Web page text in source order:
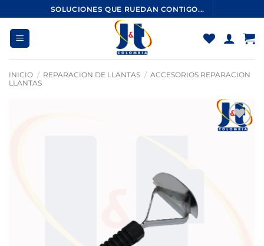
al
contenido
SOLUCIONES QUE RUEDAN CONTIGO...
INICIO / REPARACION DE LLANTAS / ACCESORIOS REPARACION
LLANTAS